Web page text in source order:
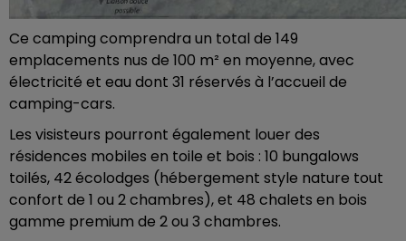
Ce camping comprendra un total de 149
emplacements nus de 100 m² en moyenne, avec
électricité et eau dont 31 réservés à l’accueil de
camping-cars.
Les visisteurs pourront également louer des
résidences mobiles en toile et bois : 10 bungalows
toilés, 42 écolodges (hébergement style nature tout
confort de 1 ou 2 chambres), et 48 chalets en bois
gamme premium de 2 ou 3 chambres.